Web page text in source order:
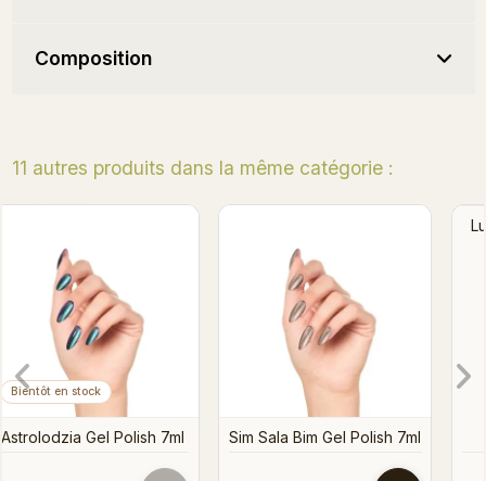
Composition
11 autres produits dans la même catégorie :
Sim Sala Bim Gel Polish 7ml